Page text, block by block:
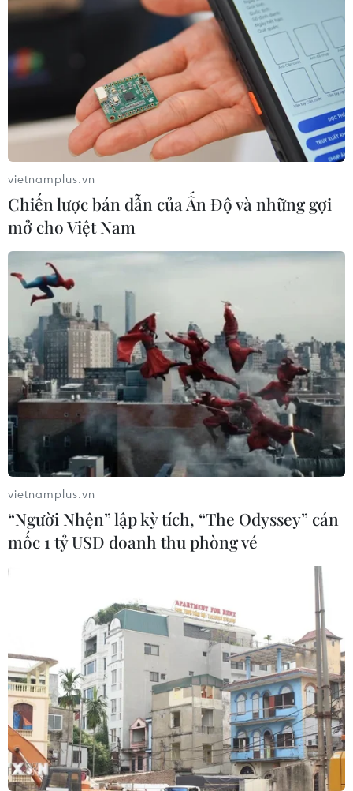
vietnamplus.vn
Chiến lược bán dẫn của Ấn Độ và những gợi
mở cho Việt Nam
vietnamplus.vn
“Người Nhện” lập kỳ tích, “The Odyssey” cán
mốc 1 tỷ USD doanh thu phòng vé